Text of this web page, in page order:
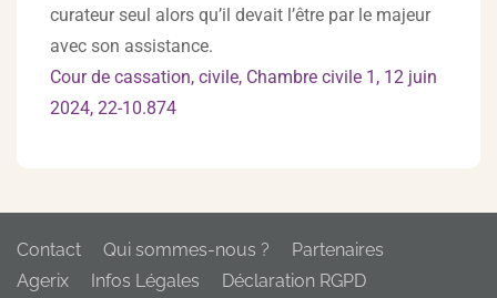
curateur seul alors qu’il devait l’être par le majeur
avec son assistance.
Cour de cassation, civile, Chambre civile 1, 12 juin
2024, 22-10.874
Contact Qui sommes-nous ?
Partenaires
Agerix
Infos Légales Déclaration RGPD